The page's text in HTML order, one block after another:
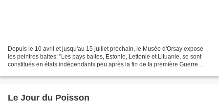
Depuis le 10 avril et jusqu'au 15 juillet prochain, le Musée d'Orsay expose
les peintres baltes: "Les pays baltes, Estonie, Lettonie et Lituanie, se sont
constitués en états indépendants peu après la fin de la première Guerre
Le Jour du Poisson